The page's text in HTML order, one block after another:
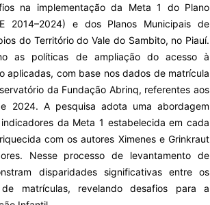
na implementação da Meta 1 do Plano
2014–2024) e dos Planos Municipais de
do Território do Vale do Sambito, no Piauí.
as políticas de ampliação do acesso à
aplicadas, com base nos dados de matrícula
da Fundação Abrinq, referentes aos
2024. A pesquisa adota uma abordagem
da Meta 1 estabelecida em cada
com os autores Ximenes e Grinkraut
Nesse processo de levantamento de
disparidades significativas entre os
matrículas, revelando desafios para a